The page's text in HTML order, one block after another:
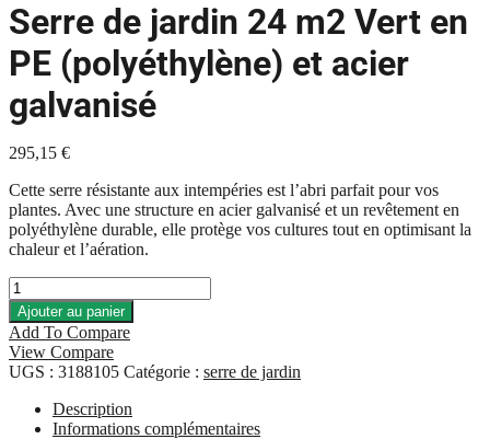
Serre de jardin 24 m2 Vert en
PE (polyéthylène) et acier
galvanisé
295,15 €
Cette serre résistante aux intempéries est l’abri parfait pour vos
plantes. Avec une structure en acier galvanisé et un revêtement en
polyéthylène durable, elle protège vos cultures tout en optimisant la
chaleur et l’aération.
quantité
de
Serre
de
jardin
24
Vert
Ajouter au panier
Add To Compare
View Compare
UGS : 3188105 Catégorie : serre de jardin
Description
Informations complémentaires